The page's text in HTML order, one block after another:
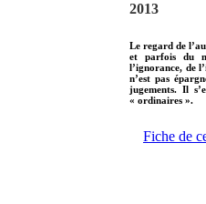
2013
Le regard de
et parfois du
l’ignorance, de
n’est pas
jugements. Il
« ordinaires ».
Fiche de